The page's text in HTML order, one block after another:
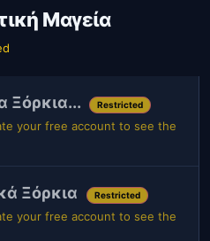
Μαγεία
Ξόρκια... Restricted
your free account to see the
Ξόρκια Restricted
your free account to see the